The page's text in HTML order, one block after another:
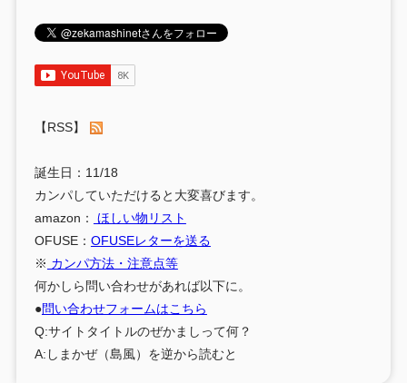
【RSS】
誕生日：11/18
カンパしていただけると大変喜びます。
amazon：
ほしい物リスト
OFUSE： OFUSEレターを送る
※ カンパ方法・注意点等
何かしら問い合わせがあれば以下に。
●問い合わせフォームはこちら
Q:サイトタイトルのぜかましって何？
A:しまかぜ（島風）を逆から読むと